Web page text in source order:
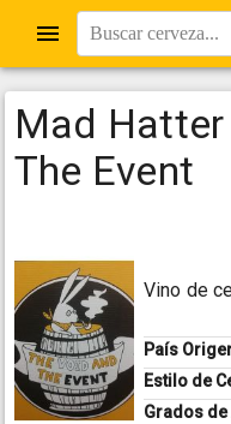
Buscar cerveza...
Mad
The Event
Vino de
País
Estilo de
Grados